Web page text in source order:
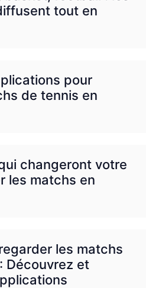
tout en
pour
de tennis en
changeront votre
les matchs en
les matchs
Découvrez et